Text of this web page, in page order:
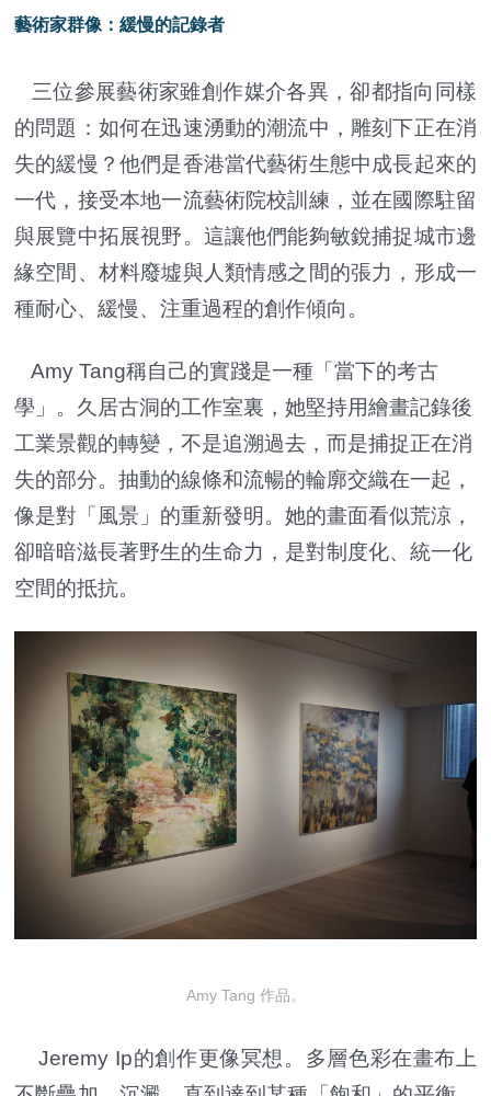
藝術家群像：緩慢的記錄者
三位參展藝術家雖創作媒介各異，卻都指向同樣
的問題：如何在迅速湧動的潮流中，雕刻下正在消
失的緩慢？他們是香港當代藝術生態中成長起來的
一代，接受本地一流藝術院校訓練，並在國際駐留
與展覽中拓展視野。這讓他們能夠敏銳捕捉城市邊
緣空間、材料廢墟與人類情感之間的張力，形成一
種耐心、緩慢、注重過程的創作傾向。
Amy Tang稱自己的實踐是一種「當下的考古
學」。久居古洞的工作室裏，她堅持用繪畫記錄後
工業景觀的轉變，不是追溯過去，而是捕捉正在消
失的部分。抽動的線條和流暢的輪廓交織在一起，
像是對「風景」的重新發明。她的畫面看似荒涼，
卻暗暗滋長著野生的生命力，是對制度化、統一化
空間的抵抗。
Amy Tang 作品。
Jeremy Ip的創作更像冥想。多層色彩在畫布上